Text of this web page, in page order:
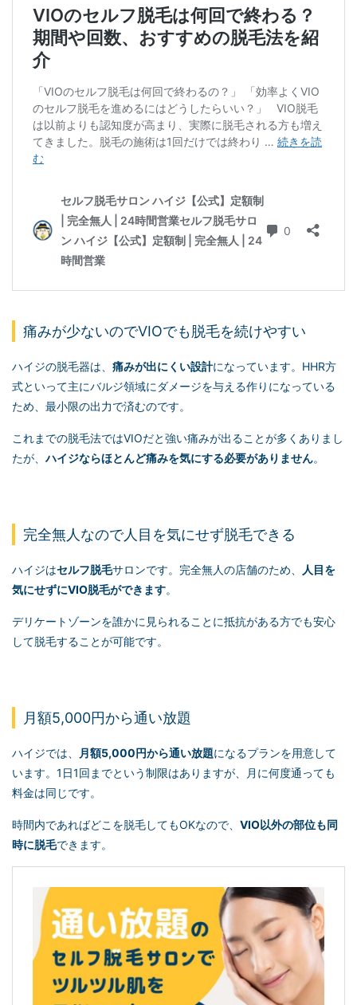
痛みが少ないのでVIOでも脱毛を続けやすい
ハイジの脱毛器は、 痛みが出にくい設計になっています。HHR方
式といって主にバルジ領域にダメージを与える作りになっている
ため、最小限の出力で済むのです。
これまでの脱毛法ではVIOだと強い痛みが出ることが多くありまし
たが、ハイジならほとんど痛みを気にする必要がありません。
完全無人なので人目を気にせず脱毛できる
ハイジはセルフ脱毛サロンです。完全無人の店舗のため、
人目を
気にせずにVIO脱毛ができます。
デリケートゾーンを誰かに見られることに抵抗がある方でも安心
して脱毛することが可能です。
月額5,000円から通い放題
ハイジでは、 月額5,000円から通い放題になるプランを用意して
います。1日1回までという制限はありますが、月に何度通っても
料金は同じです。
時間内であればどこを脱毛してもOKなので、 VIO以外の部位も同
時に脱毛できます。